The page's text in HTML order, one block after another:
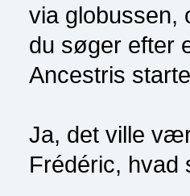
via globussen,
du søger efter
Ancestris
Ja, det ville
Frédéric, hvad